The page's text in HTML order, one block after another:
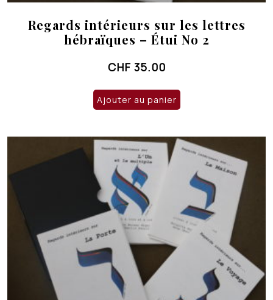
Regards intérieurs sur les lettres
hébraïques – Étui No 2
CHF 35.00
Ajouter au panier